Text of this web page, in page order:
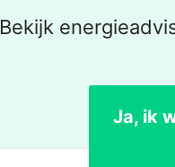
Bekijk
Ja, ik